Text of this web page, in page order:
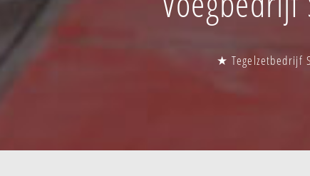
★ Tegelzetbedrijf